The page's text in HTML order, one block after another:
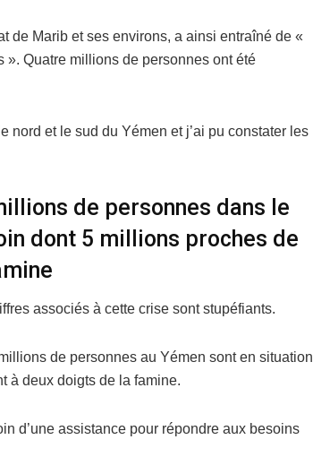
de Marib et ses environs, a ainsi entraîné de «
Quatre millions de personnes ont été
nord et le sud du Yémen et j’ai pu constater les
de personnes dans le
dont 5 millions proches de
associés à cette crise sont stupéfiants.
de personnes au Yémen sont en situation
à deux doigts de la famine.
d’une assistance pour répondre aux besoins